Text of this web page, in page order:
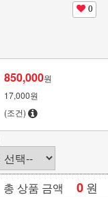
0
850,000원
17,000원
(조건)
총 상품 금액 0 원